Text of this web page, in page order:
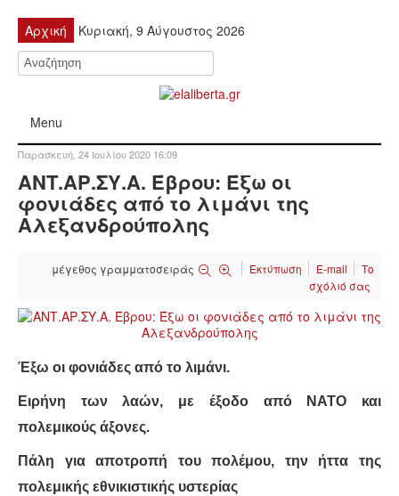
Αρχική Κυριακή, 9 Αύγουστος 2026
Menu
ΚΙΝΗΤΟΠΟΙΉΣΕΙΣ
ΑΝΑΛΎΣΕΙΣ
ΟΙΚΟΝΟΜΊΑ
ΕΙΔΉΣΕΙΣ
Παρασκευή, 24 Ιουλίου 2020 16:09
ΑΝΤ.ΑΡ.ΣΥ.Α. Έβρου: Έξω οι
φονιάδες από το λιμάνι της
Αλεξανδρούπολης
μέγεθος γραμματοσειράς Εκτύπωση E-mail
Το
σχόλιό σας
Έξω οι φονιάδες από το λιμάνι.
Ειρήνη των λαών, με έξοδο από ΝΑΤΟ και
πολεμικούς άξονες.
Πάλη για αποτροπή του πολέμου, την ήττα της
πολεμικής εθνικιστικής υστερίας